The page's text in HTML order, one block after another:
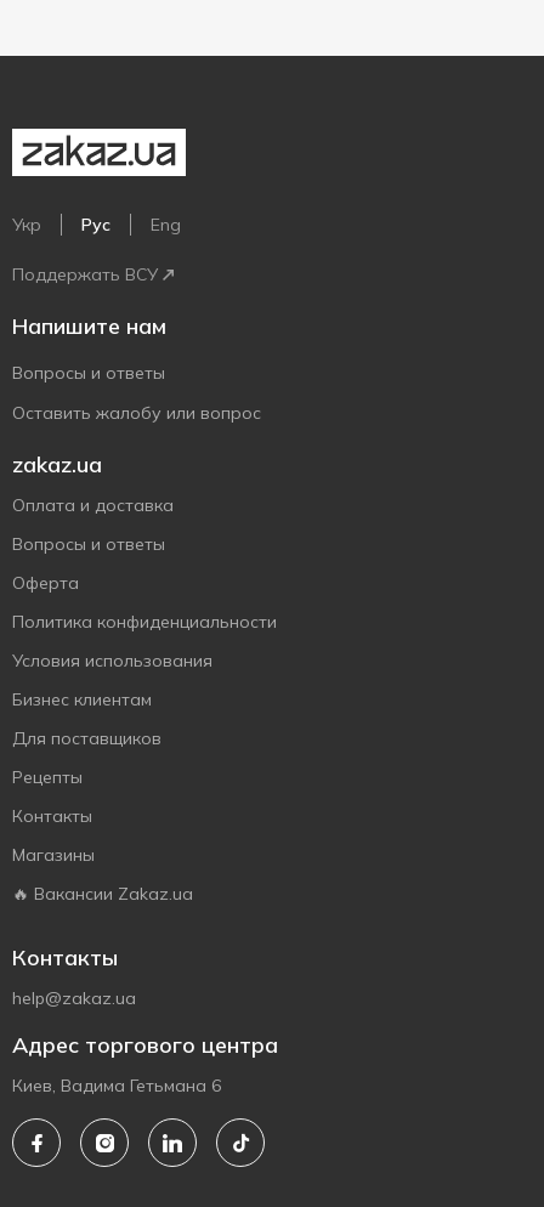
Укр Рус Eng
Поддержать ВСУ
Напишите нам
Вопросы и ответы
Оставить жалобу или вопрос
zakaz.ua
Оплата и доставка
Вопросы и ответы
Оферта
Политика конфиденциальности
Условия использования
Бизнес клиентам
Для поставщиков
Рецепты
Контакты
Магазины
🔥 Вакансии Zakaz.ua
Контакты
help@zakaz.ua
Адрес торгового центра
Киев, Вадима Гетьмана 6